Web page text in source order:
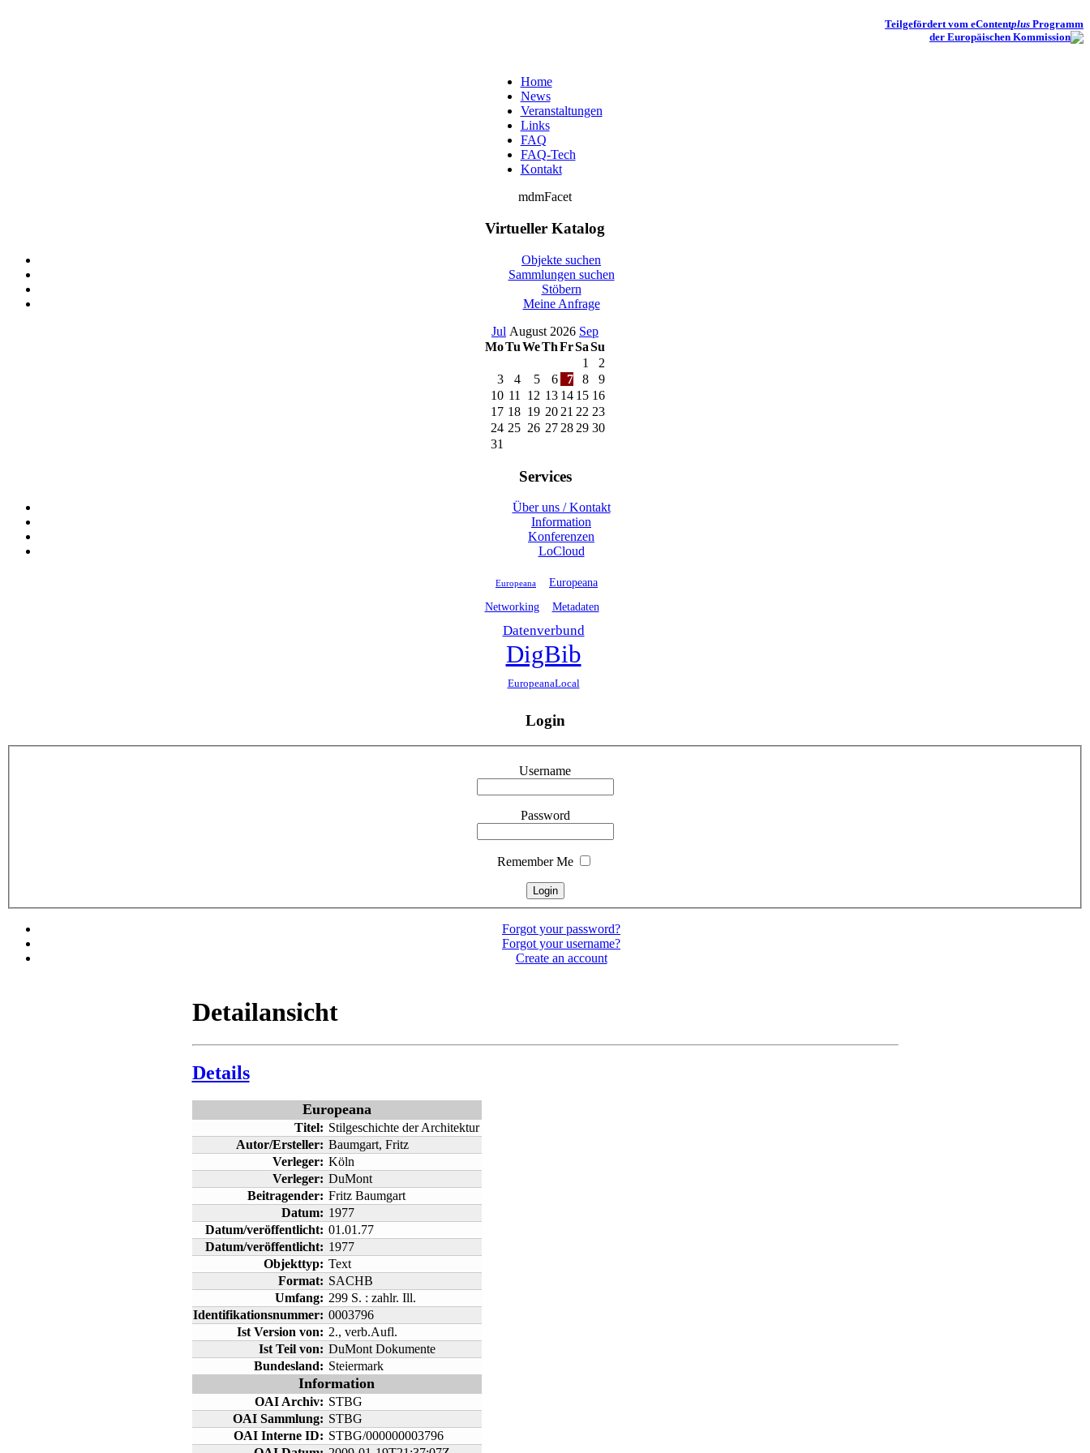
Teilgefördert vom eContentplus Programm
der Europäischen Kommission
Home
News
Veranstaltungen
Links
FAQ
FAQ-Tech
Kontakt
mdmFacet
Virtueller Katalog
Objekte suchen
Sammlungen suchen
Stöbern
Meine Anfrage
Jul August 2026 Sep
MoTuWeThFrSaSu
1
2
3
4 5 6 7 8
9
10 11 12 13 14 15 16
17 18 19 20 21 22 23
24 25 26 27 28 29 30
31
Services
Über uns / Kontakt
Information
Konferenzen
LoCloud
Europeana
Europeana
Networking
Metadaten
Datenverbund
DigBib
EuropeanaLocal
Login
Username
Password
Remember Me
Forgot your password?
Forgot your username?
Create an account
Detailansicht
Details
Europeana
Titel: Stilgeschichte der Architektur
Autor/Ersteller: Baumgart, Fritz
Verleger: Köln
Verleger: DuMont
Beitragender: Fritz Baumgart
Datum: 1977
Datum/veröffentlicht: 01.01.77
Datum/veröffentlicht: 1977
Objekttyp: Text
Format: SACHB
Umfang: 299 S. : zahlr. Ill.
Identifikationsnummer: 0003796
Ist Version von: 2., verb.Aufl.
Ist Teil von: DuMont Dokumente
Bundesland: Steiermark
Information
OAI Archiv: STBG
OAI Sammlung: STBG
OAI Interne ID: STBG/000000003796